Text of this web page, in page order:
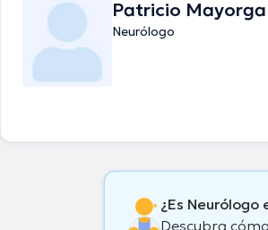
Patricio Mayorga
Neurólogo
¿Es Neurólogo
Descubra